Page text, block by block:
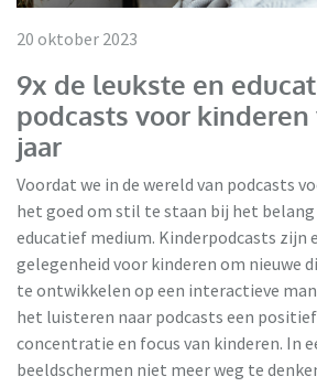
20 oktober 2023
9x de leukste en
podcasts voor
jaar
Voordat we in de wereld van podcasts
het goed om stil te staan bij het belang
educatief medium. Kinderpodcasts zijn
gelegenheid voor kinderen om nieuwe
te ontwikkelen op een interactieve
het luisteren naar podcasts een
concentratie en focus van kinderen. In
beeldschermen niet meer weg te